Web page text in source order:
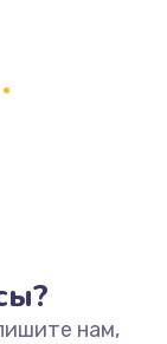
нам,